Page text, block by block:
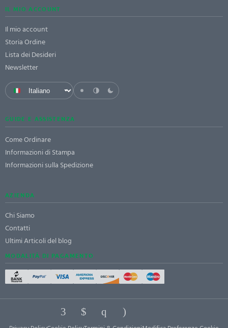
IL MIO ACCOUNT
Il mio account
Storia Ordine
Lista dei Desideri
Newsletter
GUIDE E ASSISTENZA
Come Ordinare
Informazioni di Stampa
Informazioni sulla Spedizione
AZIENDA
Chi Siamo
Contatti
Ultimi Articoli del blog
MODALITÀ DI PAGAMENTO